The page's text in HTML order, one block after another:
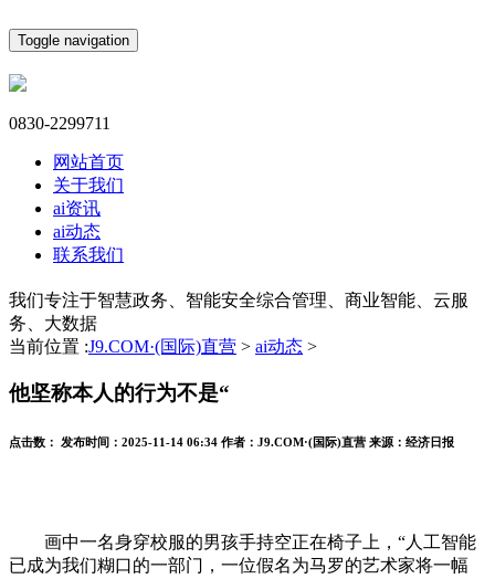
Toggle navigation
0830-2299711
网站首页
关于我们
ai资讯
ai动态
联系我们
我们专注于智慧政务、智能安全综合管理、商业智能、云服
务、大数据
当前位置 :J9.COM·(国际)直营 > ai动态 >
他坚称本人的行为不是“
点击数： 发布时间： 2025-11-14 06:34 作者： J9.COM·(国际)直营 来源： 经济日报
画中一名身穿校服的男孩手持空正在椅子上，“人工智能
已成为我们糊口的一部门，一位假名为马罗的艺术家将一幅